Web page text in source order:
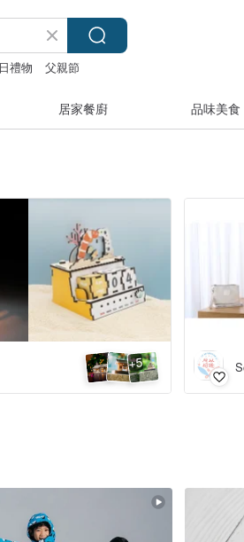
禮物 父親節
居家餐廚 品味美食
+5